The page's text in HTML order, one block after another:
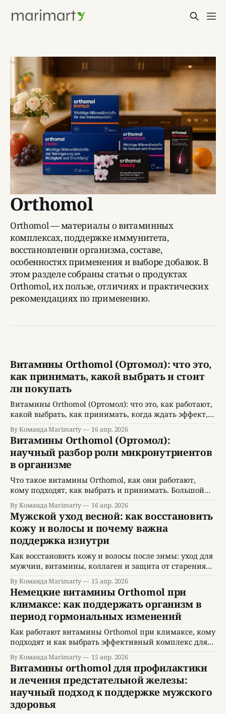
Оrthomol
Orthomol — материалы о витаминных
комплексах, поддержке иммунитета,
восстановлении организма, составе,
особенностях применения и выборе добавок. В
этом разделе собраны статьи о продуктах
Orthomol, их пользе, отличиях и практических
рекомендациях по применению.
Витамины Orthomol (Ортомол): что это,
как принимать, какой выбрать и стоит
ли покупать
Витамины Orthomol (Ортомол): что это, как работают,
какой выбрать, как принимать, когда ждать эффект,
цена, отзывы и стоит ли покупать.
By Команда Marimarty 16 апр. 2026
Витамины Orthomol (Ортомол):
научный разбор роли микронутриентов
в организме
Что такое витамины Orthomol, как они работают,
кому подходят, как выбрать и принимать. Большой
научно-популярный гид по Ортомол.
By Команда Marimarty 16 апр. 2026
Мужской уход весной: как восстановить
кожу и волосы и почему важна
поддержка изнутри
Как восстановить кожу и волосы после зимы: уход для
мужчин, витамины, коллаген и защита от старения
без сложных процедур.
By Команда Marimarty 15 апр. 2026
Немецкие витамины Orthomol при
климаксе: как поддержать организм в
период гормональных изменений
Как работают витамины Orthomol при климаксе, кому
подходят и как выбрать эффективный комплекс для
поддержки здоровья женщины.
By Команда Marimarty 15 апр. 2026
Витамины orthomol для профилактики
и лечения предстательной железы:
научный подход к поддержке мужского
здоровья